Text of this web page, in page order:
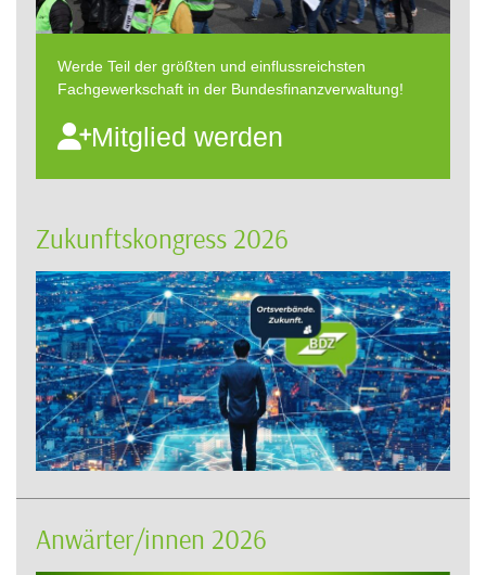
Werde Teil der größten und einflussreichsten
Fachgewerkschaft in der Bundesfinanzverwaltung!
Mitglied werden
Zukunftskongress 2026
Anwärter/innen 2026